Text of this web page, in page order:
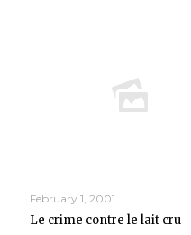
February 1, 2001
Le crime contre le lait cru